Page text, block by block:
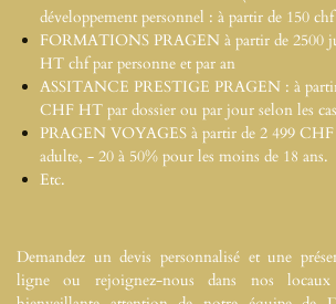
développement personnel : à partir de 150
FORMATIONS PRAGEN à partir de 2500
HT chf par personne et par an
ASSITANCE PRESTIGE PRAGEN : à
CHF HT par dossier ou par jour selon les
PRAGEN VOYAGES à partir de 2 499
adulte, - 20 à 50% pour les moins de 18 ans.
Etc.
Demandez un devis personnalisé et une
ligne ou rejoignez-nous dans nos